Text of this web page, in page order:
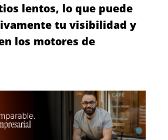
lentos, lo que puede
tu visibilidad y
los motores de